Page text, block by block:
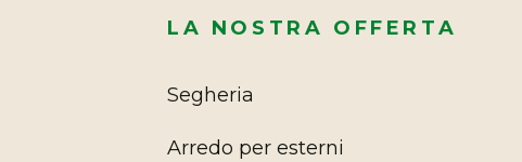
LA NOSTRA OFFERTA
Segheria
Arredo per esterni